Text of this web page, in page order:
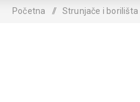
Početna / Strunjače i borilišta